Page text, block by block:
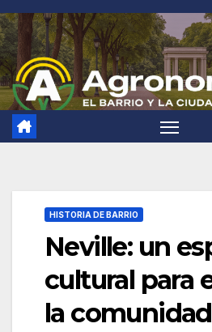
Saltar
al
contenido
HISTORIA DE BARRIO
Neville: un
cultural para
la